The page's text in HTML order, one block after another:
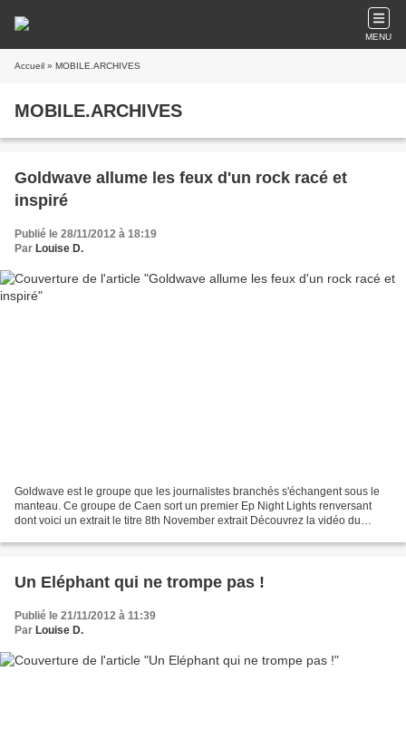
MENU
Accueil » MOBILE.ARCHIVES
MOBILE.ARCHIVES
Goldwave allume les feux d'un rock racé et
inspiré
Publié le 28/11/2012 à 18:19
Par Louise D.
Goldwave est le groupe que les journalistes branchés s'échangent sous le
manteau. Ce groupe de Caen sort un premier Ep Night Lights renversant
dont voici un extrait le titre 8th November extrait Découvrez la vidéo du
Un Eléphant qui ne trompe pas !
Publié le 21/11/2012 à 11:39
Par Louise D.